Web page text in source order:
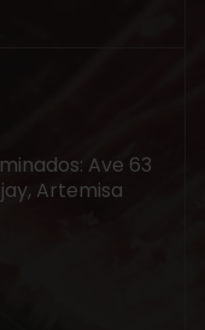
Ave 63
Artemisa